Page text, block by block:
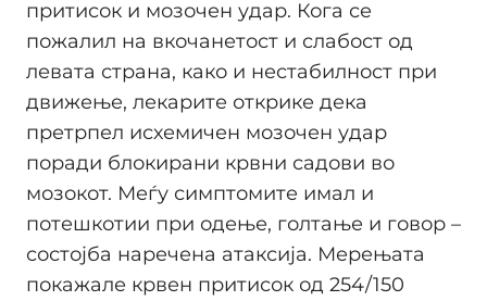
притисок и мозочен удар. Кога се
пожалил на вкочанетост и слабост од
левата страна, како и нестабилност при
движење, лекарите открике дека
претрпел исхемичен мозочен удар
поради блокирани крвни садови во
мозокот. Меѓу симптомите имал и
потешкотии при одење, голтање и говор –
состојба наречена атаксија. Мерењата
покажале крвен притисок од 254/150